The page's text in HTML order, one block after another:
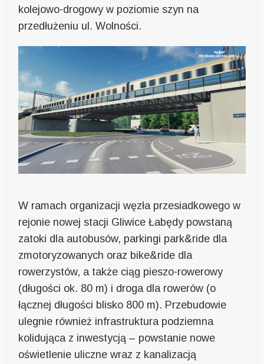
kolejowo-drogowy w poziomie szyn na
przedłużeniu ul. Wolności.
W ramach organizacji węzła przesiadkowego w
rejonie nowej stacji Gliwice Łabędy powstaną
zatoki dla autobusów, parkingi park&ride dla
zmotoryzowanych oraz bike&ride dla
rowerzystów, a także ciąg pieszo-rowerowy
(długości ok. 80 m) i droga dla rowerów (o
łącznej długości blisko 800 m). Przebudowie
ulegnie również infrastruktura podziemna
kolidująca z inwestycją – powstanie nowe
oświetlenie uliczne wraz z kanalizacją